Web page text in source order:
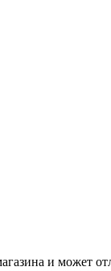
и может